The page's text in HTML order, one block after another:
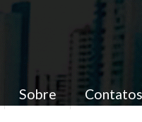
Sobre Contatos